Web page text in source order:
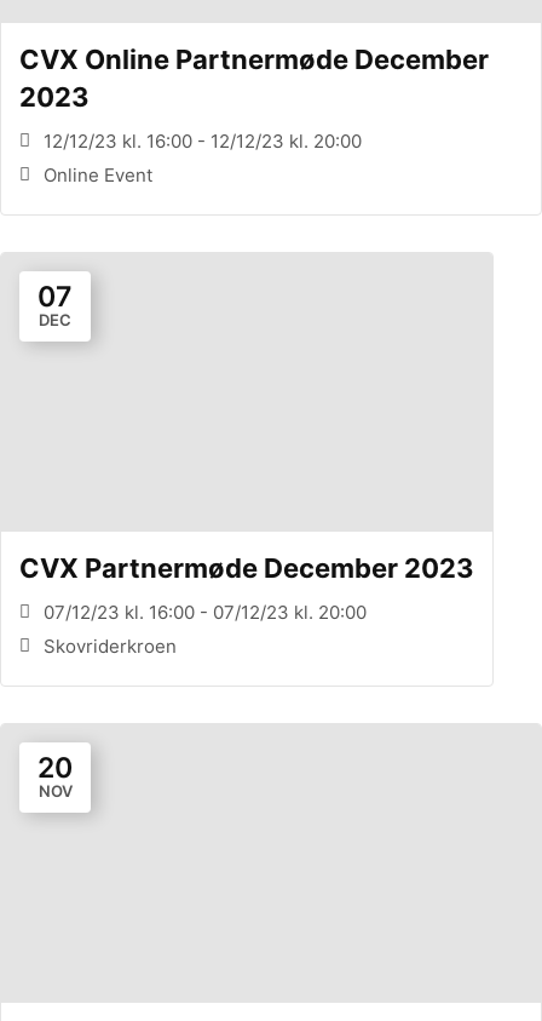
CVX Online Partnermøde December
2023
12/12/23 kl. 16:00 - 12/12/23 kl. 20:00
Online Event
07
DEC
CVX Partnermøde December 2023
07/12/23 kl. 16:00 - 07/12/23 kl. 20:00
Skovriderkroen
20
NOV